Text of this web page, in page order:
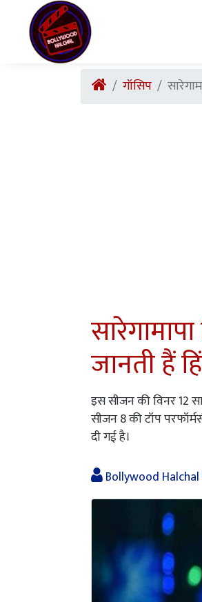
गॉसिप
जानती हैं
इस सीजन की विनर 12
सीजन 8 की टॉप
दी गई है।
Bollywood Halchal